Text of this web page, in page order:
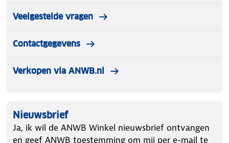
Veelgestelde vragen
Contactgegevens
Verkopen via ANWB.nl
Nieuwsbrief
Ja, ik wil de ANWB Winkel nieuwsbrief ontvangen
en geef ANWB toestemming om mij per e-mail te